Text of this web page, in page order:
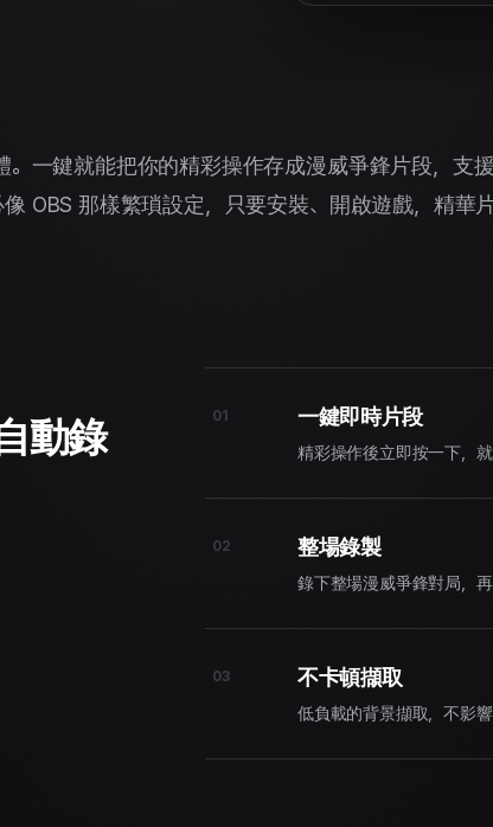
一鍵就能把你的精彩操作存成漫威爭鋒片段，支
OBS 那樣繁瑣設定，只要安裝、開啟遊戲，精華
動錄
01 一鍵即時片段
精彩操作後立即按一下，
02 整場錄製
錄下整場漫威爭鋒對局，
03 不卡頓擷取
低負載的背景擷取，不影